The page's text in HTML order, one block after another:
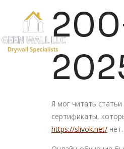
Я мог читать
сертификаты,
https://slivok.net/ нет.